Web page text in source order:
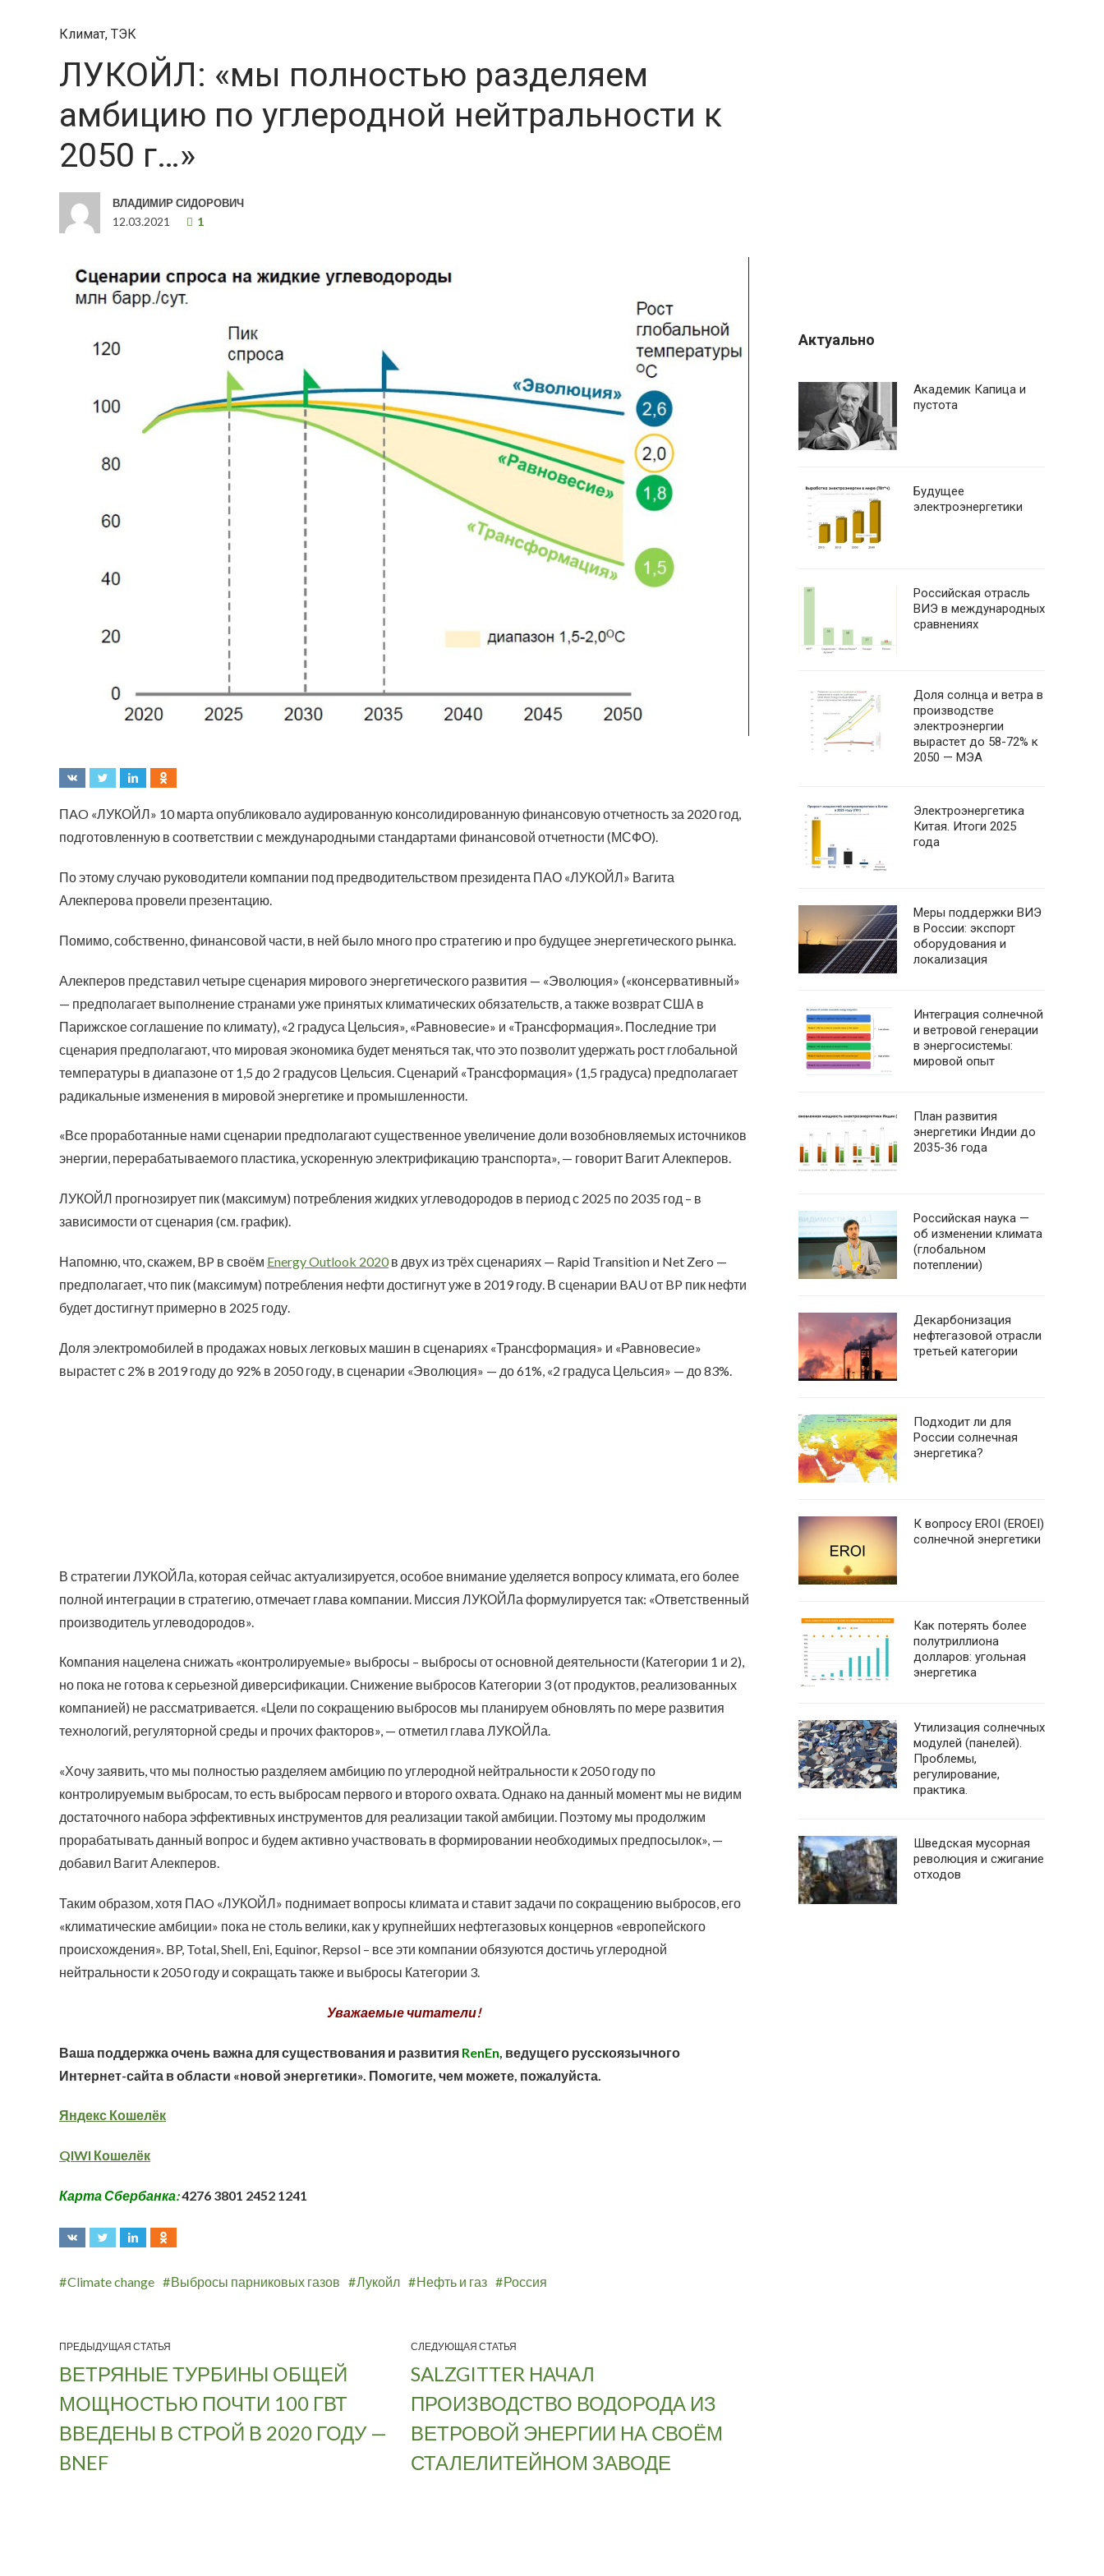
Климат, ТЭК
ЛУКОЙЛ: «мы полностью разделяем
амбицию по углеродной нейтральности к
2050 г…»
ВЛАДИМИР СИДОРОВИЧ
12.03.2021 1
ПAO «ЛУКОЙЛ» 10 марта опубликовало аудированную консолидированную финансовую отчетность за 2020 год,
подготовленную в соответствии с международными стандартами финансовой отчетности (МСФО).
По этому случаю руководители компании под предводительством президента ПАО «ЛУКОЙЛ» Вагита
Алекперова провели презентацию.
Помимо, собственно, финансовой части, в ней было много про стратегию и про будущее энергетического рынка.
Алекперов представил четыре сценария мирового энергетического развития — «Эволюция» («консервативный»
— предполагает выполнение странами уже принятых климатических обязательств, а также возврат США в
Парижское соглашение по климату), «2 градуса Цельсия», «Равновесие» и «Трансформация». Последние три
сценария предполагают, что мировая экономика будет меняться так, что это позволит удержать рост глобальной
температуры в диапазоне от 1,5 до 2 градусов Цельсия. Сценарий «Трансформация» (1,5 градуса) предполагает
радикальные изменения в мировой энергетике и промышленности.
«Все проработанные нами сценарии предполагают существенное увеличение доли возобновляемых источников
энергии, перерабатываемого пластика, ускоренную электрификацию транспорта», — говорит Вагит Алекперов.
ЛУКОЙЛ прогнозирует пик (максимум) потребления жидких углеводородов в период с 2025 по 2035 год – в
зависимости от сценария (см. график).
Напомню, что, скажем, BP в своём Energy Outlook 2020в двух из трёх сценариях — Rapid Transition и Net Zero —
предполагает, что пик (максимум) потребления нефти достигнут уже в 2019 году. В сценарии BAU от BP пик нефти
будет достигнут примерно в 2025 году.
Доля электромобилей в продажах новых легковых машин в сценариях «Трансформация» и «Равновесие»
вырастет с 2% в 2019 году до 92% в 2050 году, в сценарии «Эволюция» — до 61%, «2 градуса Цельсия» — до 83%.
В стратегии ЛУКОЙЛа, которая сейчас актуализируется, особое внимание уделяется вопросу климата, его более
полной интеграции в стратегию, отмечает глава компании. Миссия ЛУКОЙЛа формулируется так: «Ответственный
производитель углеводородов».
Компания нацелена снижать «контролируемые» выбросы – выбросы от основной деятельности (Категории 1 и 2),
но пока не готова к серьезной диверсификации. Снижение выбросов Категории 3 (от продуктов, реализованных
компанией) не рассматривается. «Цели по сокращению выбросов мы планируем обновлять по мере развития
технологий, регуляторной среды и прочих факторов», — отметил глава ЛУКОЙЛа.
«Хочу заявить, что мы полностью разделяем амбицию по углеродной нейтральности к 2050 году по
контролируемым выбросам, то есть выбросам первого и второго охвата. Однако на данный момент мы не видим
достаточного набора эффективных инструментов для реализации такой амбиции. Поэтому мы продолжим
прорабатывать данный вопрос и будем активно участвовать в формировании необходимых предпосылок», —
добавил Вагит Алекперов.
Таким образом, хотя ПAO «ЛУКОЙЛ» поднимает вопросы климата и ставит задачи по сокращению выбросов, его
«климатические амбиции» пока не столь велики, как у крупнейших нефтегазовых концернов «европейского
происхождения». BP, Total, Shell, Eni, Equinor, Repsol – все эти компании обязуются достичь углеродной
нейтральности к 2050 году и сокращать также и выбросы Категории 3.
Уважаемые читатели!
Ваша поддержка очень важна для существования и развития RenEn , ведущего русскоязычного
Интернет-сайта в области «новой энергетики». Помогите, чем можете, пожалуйста.
Яндекс Кошелёк
QIWI Кошелёк
Карта Сбербанка:4276 3801 2452 1241
Climate change Выбросы парниковых газов Лукойл Нефть и газ Россия
ПРЕДЫДУЩАЯ СТАТЬЯ
ВЕТРЯНЫЕ ТУРБИНЫ ОБЩЕЙ
МОЩНОСТЬЮ ПОЧТИ 100 ГВТ
ВВЕДЕНЫ В СТРОЙ В 2020 ГОДУ —
BNEF
СЛЕДУЮЩАЯ СТАТЬЯ
SALZGITTER НАЧАЛ
ПРОИЗВОДСТВО ВОДОРОДА ИЗ
ВЕТРОВОЙ ЭНЕРГИИ НА СВОЁМ
СТАЛЕЛИТЕЙНОМ ЗАВОДЕ
Актуально
Академик Капица и
пустота
Будущее
электроэнергетики
Российская отрасль
ВИЭ в международных
сравнениях
Доля солнца и ветра в
производстве
электроэнергии
вырастет до 58-72% к
2050 — МЭА
Электроэнергетика
Китая. Итоги 2025
года
Меры поддержки ВИЭ
в России: экспорт
оборудования и
локализация
Интеграция солнечной
и ветровой генерации
в энергосистемы:
мировой опыт
План развития
энергетики Индии до
2035-36 года
Российская наука —
об изменении климата
(глобальном
потеплении)
Декарбонизация
нефтегазовой отрасли
третьей категории
Подходит ли для
России солнечная
энергетика?
К вопросу EROI (EROEI)
солнечной энергетики
Как потерять более
полутриллиона
долларов: угольная
энергетика
Утилизация солнечных
модулей (панелей).
Проблемы,
регулирование,
практика.
Шведская мусорная
революция и сжигание
отходов